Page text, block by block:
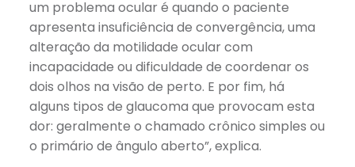
um problema ocular é quando o paciente
apresenta insuficiência de convergência, uma
alteração da motilidade ocular com
incapacidade ou dificuldade de coordenar os
dois olhos na visão de perto. E por fim, há
alguns tipos de glaucoma que provocam esta
dor: geralmente o chamado crônico simples ou
o primário de ângulo aberto”, explica.